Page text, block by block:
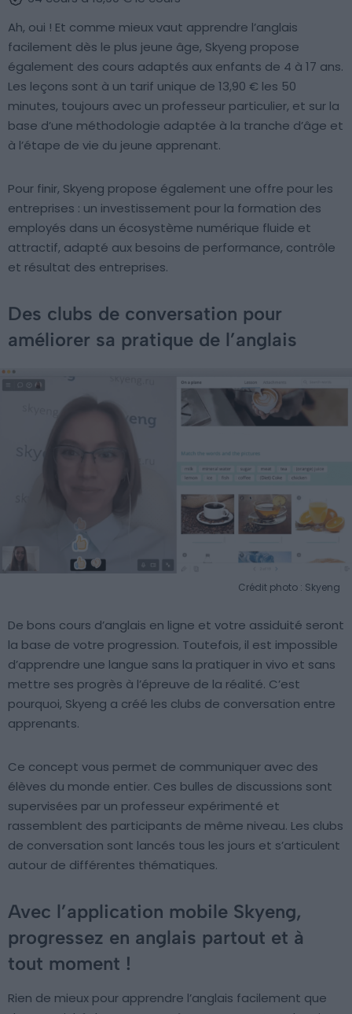
Ah, oui ! Et comme mieux vaut apprendre l’anglais
facilement dès le plus jeune âge, Skyeng propose
également des cours adaptés aux enfants de 4 à 17 ans.
Les leçons sont à un tarif unique de 13,90 € les 50
minutes, toujours avec un professeur particulier, et sur la
base d’une méthodologie adaptée à la tranche d’âge et
à l’étape de vie du jeune apprenant.
Pour finir, Skyeng propose également une offre pour les
entreprises : un investissement pour la formation des
employés dans un écosystème numérique fluide et
attractif, adapté aux besoins de performance, contrôle
et résultat des entreprises.
Des clubs de conversation pour
améliorer sa pratique de l’anglais
Crédit photo : Skyeng
De bons cours d’anglais en ligne et votre assiduité seront
la base de votre progression. Toutefois, il est impossible
d’apprendre une langue sans la pratiquer in vivo et sans
mettre ses progrès à l’épreuve de la réalité. C’est
pourquoi, Skyeng a créé les clubs de conversation entre
apprenants.
Ce concept vous permet de communiquer avec des
élèves du monde entier. Ces bulles de discussions sont
supervisées par un professeur expérimenté et
rassemblent des participants de même niveau. Les clubs
de conversation sont lancés tous les jours et s’articulent
autour de différentes thématiques.
Avec l’application mobile Skyeng,
progressez en anglais partout et à
tout moment !
Rien de mieux pour apprendre l’anglais facilement que